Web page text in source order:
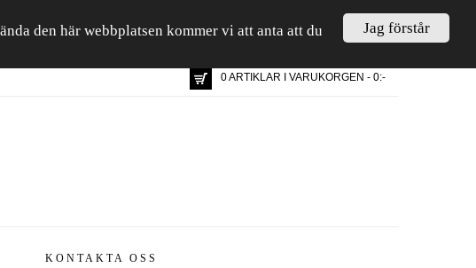
Jag förstår
den här webbplatsen kommer vi att anta att du
0 ARTIKLAR I VARUKORGEN - 0:-
KONTAKTA OSS